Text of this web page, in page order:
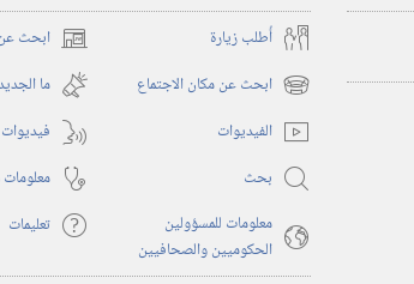
أُطلب زيارة
ابحث (يفتح
نافذة
جديدة)
ابحث عن مكان الاجتماع (يفتح
نافذة
جديدة)
ما
الفيديوات
بحث
معلومات للمسؤولين
الحكوميين والصحافيين
تعليمات